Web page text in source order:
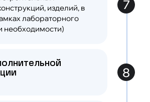
изделий, в
лабораторного
необходимости)
7
8